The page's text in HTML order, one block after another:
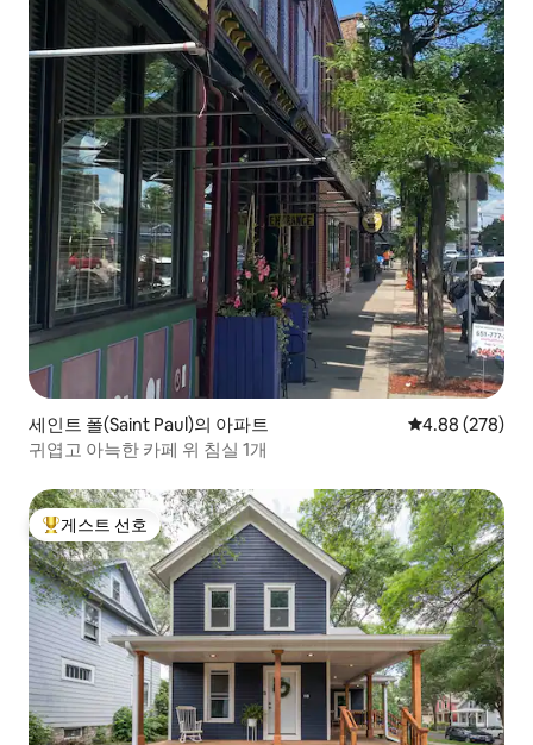
세인트 폴(Saint Paul)의 아파트 평점 4.88점(5
4.88 (278)
귀엽고 아늑한 카페 위 침실 1개
상위 게스트 선호
게스트 선호